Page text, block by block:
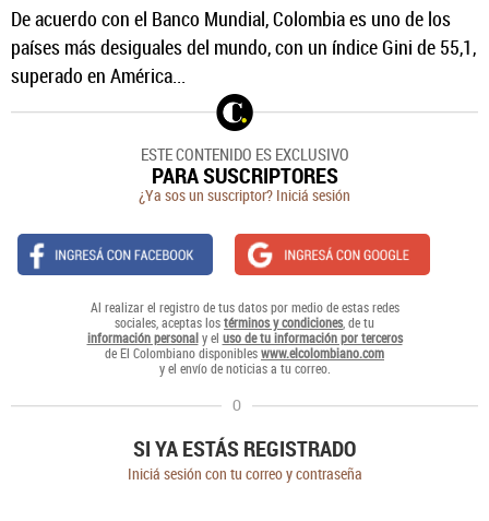
De acuerdo con el Banco Mundial, Colombia es uno de los
países más desiguales del mundo, con un índice Gini de 55,1,
superado en América...
ESTE CONTENIDO ES EXCLUSIVO
PARA SUSCRIPTORES
¿Ya sos un suscriptor? Iniciá sesión
Al realizar el registro de tus datos por medio de estas redes
sociales, aceptas lostérminos y condiciones, de tu
información personaly el uso de tu información por terceros
de El Colombiano disponibleswww.elcolombiano.com
y el envío de noticias a tu correo.
O
SI YA ESTÁS REGISTRADO
Iniciá sesión con tu correo y contraseña